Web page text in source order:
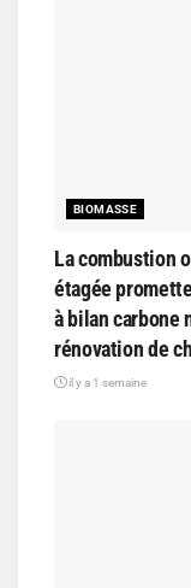
BIOMASSE
La combustion
étagée
à bilan carbone
rénovation de
il y a 1 semaine